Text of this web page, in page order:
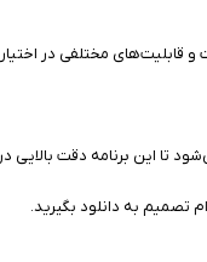
مختلفی در اختیار
تصمیم به دانلود بگیرید.